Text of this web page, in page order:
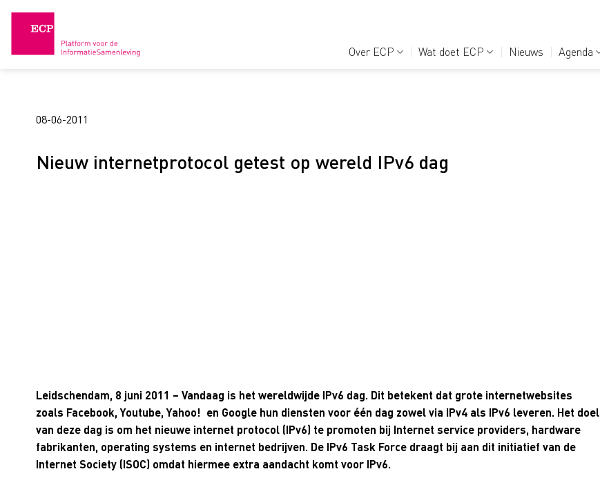
Over ECP Wat doet ECP Nieuws Agenda
08-06-2011
Nieuw internetprotocol getest op wereld IPv6 dag
Leidschendam, 8 juni 2011 – Vandaag is het wereldwijde IPv6 dag. Dit betekent dat grote internetwebsites
zoals Facebook, Youtube, Yahoo! en Google hun diensten voor één dag zowel via IPv4 als IPv6 leveren. Het doel
van deze dag is om het nieuwe internet protocol (IPv6) te promoten bij Internet service providers, hardware
fabrikanten, operating systems en internet bedrijven. De IPv6 Task Force draagt bij aan dit initiatief van de
Internet Society (ISOC) omdat hiermee extra aandacht komt voor IPv6.